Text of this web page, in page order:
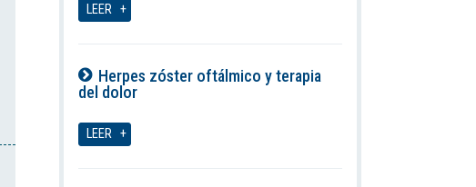
LEER
Herpes zóster oftálmico y terapia
del dolor
LEER